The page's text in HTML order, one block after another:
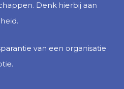
Denk hierbij aan
van een organisatie